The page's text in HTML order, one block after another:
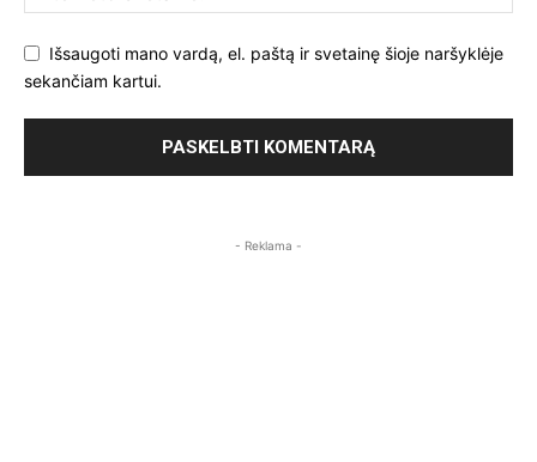
Išsaugoti mano vardą, el. paštą ir svetainę šioje naršyklėje
sekančiam kartui.
- Reklama -